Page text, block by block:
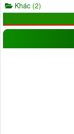
Khác (2)
Wifi(17)